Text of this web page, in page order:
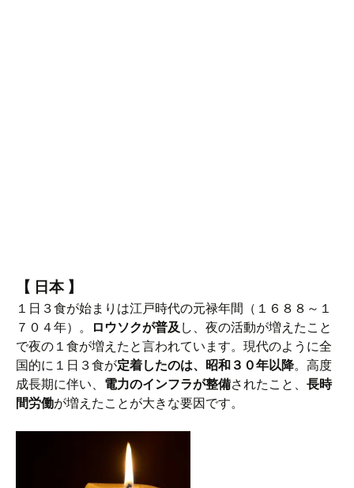
【 日本 】
１日３食が始まりは江戸時代の元禄年間（１６８８～１
７０４年）。
ロウソクが普及 し、夜の活動が増えたこと
で夜の１食が増えたと言われています。現代のように全
国的に１日３食が定着したのは、昭和３０年以降。高度
成長期に伴い、 電力のインフラが整備されたこと、 長時
間労働が増えたことが大きな要因です。